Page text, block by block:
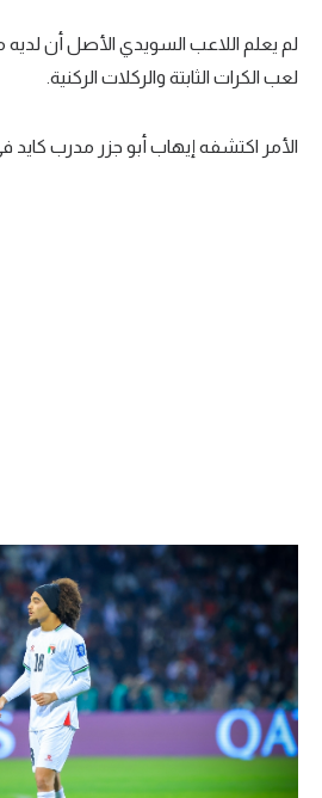
لم يعلم اللاعب السويدي الأصل أن لديه
لعب الكرات الثابتة والركلات الركنية.
الأمر اكتشفه إيهاب أبو جزر مدرب